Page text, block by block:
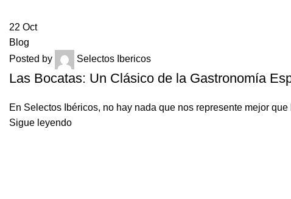
22 Oct
Blog
Posted by
Selectos Ibericos
Las Bocatas: Un Clásico de la Gastronomía
En Selectos Ibéricos, no hay nada que nos represente mejor
Sigue leyendo